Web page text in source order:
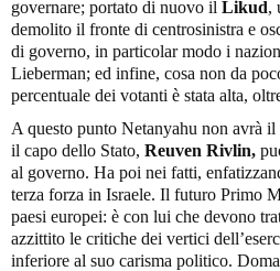
governare; portato di nuovo il Likud,
demolito il fronte di centrosinistra e
di governo, in particolar modo i
Lieberman; ed infine, cosa non da
percentuale dei votanti è stata alta,
A questo punto Netanyahu non avrà
il capo dello Stato, Reuven Rivlin,
al governo. Ha poi nei fatti,
terza forza in Israele. Il futuro Primo
paesi europei: è con lui che devono
azzittito le critiche dei vertici
inferiore al suo carisma politico.